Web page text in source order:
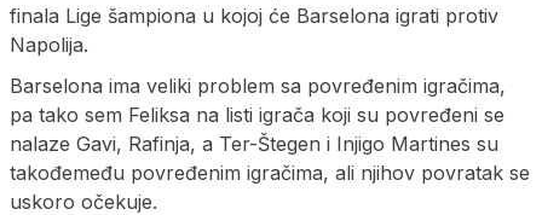
finala Lige šampiona u kojoj će Barselona igrati protiv
Napolija.
Barselona ima veliki problem sa povređenim igračima,
pa tako sem Feliksa na listi igrača koji su povređeni se
nalaze Gavi, Rafinja, a Ter-Štegen i Injigo Martines su
takođemeđu povređenim igračima, ali njihov povratak se
uskoro očekuje.